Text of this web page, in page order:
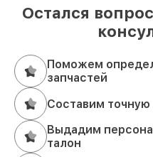
Остался
Поможем
запчастей
Составим точную
Выдадим
талон